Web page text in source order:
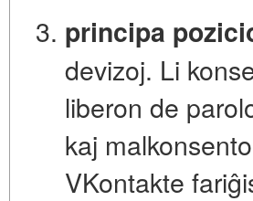
principa
devizoj. Li
liberon de
kaj
VKontakte